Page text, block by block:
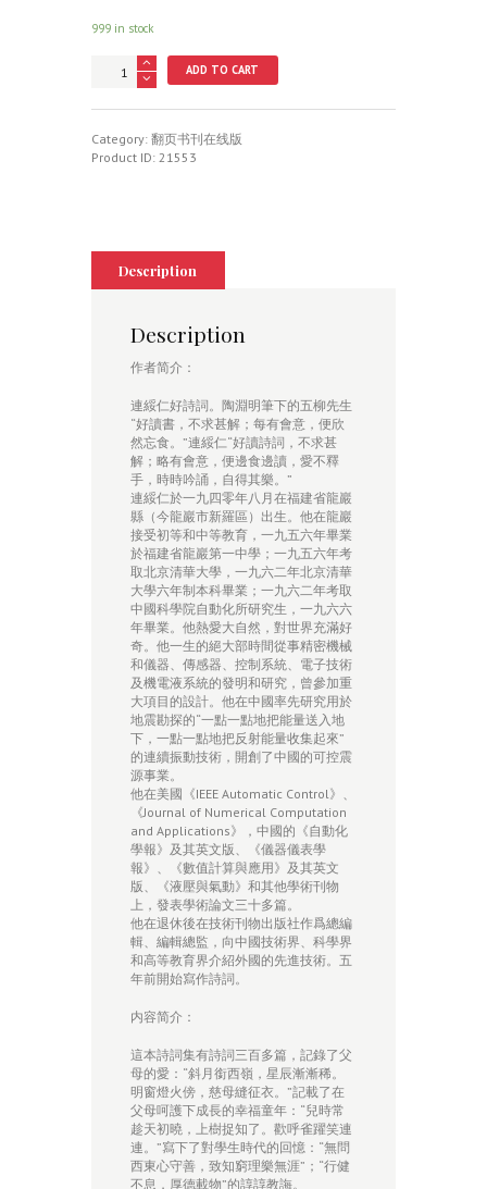
999 in stock
唱
晚
ADD TO CART
Category: 翻页书刊在线版
Product ID: 21553
Description
Description
作者简介：
連綏仁好詩詞。陶淵明筆下的五柳先生
“好讀書，不求甚解；每有會意，便欣
然忘食。”連綏仁“好讀詩詞，不求甚
解；略有會意，便邊食邊讀，愛不釋
手，時時吟誦，自得其樂。”
連綏仁於一九四零年八月在福建省龍巖
縣（今龍巖市新羅區）出生。他在龍巖
接受初等和中等教育，一九五六年畢業
於福建省龍巖第一中學；一九五六年考
取北京清華大學，一九六二年北京清華
大學六年制本科畢業；一九六二年考取
中國科學院自動化所研究生，一九六六
年畢業。他熱愛大自然，對世界充滿好
奇。他一生的絕大部時間從事精密機械
和儀器、傳感器、控制系統、電子技術
及機電液系統的發明和研究，曾參加重
大項目的設計。他在中國率先研究用於
地震勘探的“一點一點地把能量送入地
下，一點一點地把反射能量收集起來”
的連續振動技術，開創了中國的可控震
源事業。
他在美國《IEEE Automatic Control》、
《Journal of Numerical Computation
and Applications》，中國的《自動化
學報》及其英文版、《儀器儀表學
報》、《數值計算與應用》及其英文
版、《液壓與氣動》和其他學術刊物
上，發表學術論文三十多篇。
他在退休後在技術刊物出版社作爲總編
輯、編輯總監，向中國技術界、科學界
和高等教育界介紹外國的先進技術。五
年前開始寫作詩詞。
内容简介：
這本詩詞集有詩詞三百多篇，記錄了父
母的愛：“斜月銜西嶺，星辰漸漸稀。
明窗燈火傍，慈母縫征衣。”記載了在
父母呵護下成長的幸福童年：“兒時常
趁天初曉，上樹捉知了。歡呼雀躍笑連
連。”寫下了對學生時代的回憶：“無問
西東心守善，致知窮理樂無涯”；“行健
不息，厚德載物”的諄諄教誨。